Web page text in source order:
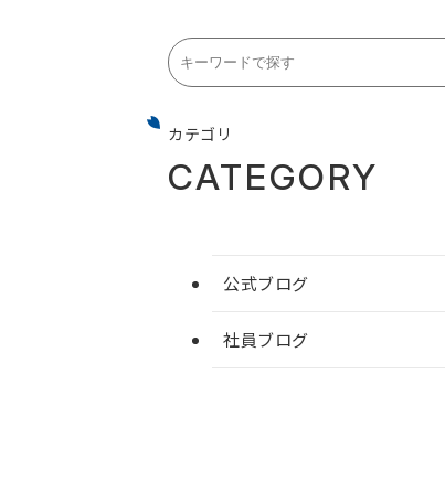
カテゴリ
CATEGORY
公式ブログ
社員ブログ